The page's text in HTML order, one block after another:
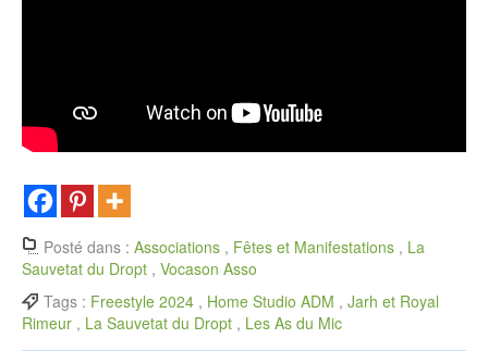
Posté dans : Associations , Fêtes et Manifestations , La
Sauvetat du Dropt , Vocason Asso
Tags : Freestyle 2024 , Home Studio ADM , Jarh et Royal
Rimeur , La Sauvetat du Dropt , Les As du Mic